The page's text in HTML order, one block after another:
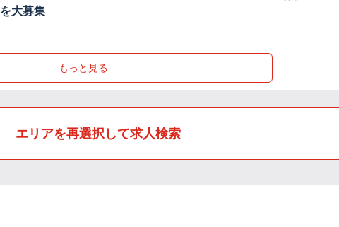
を大募集
もっと見る
エリアを再選択して求人検索